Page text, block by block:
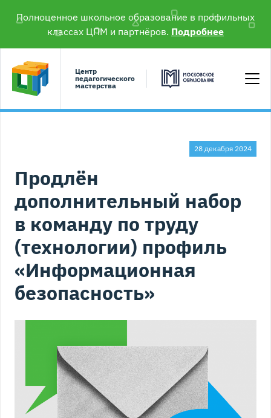
Полноценное школьное образование в профильных
классах ЦПМ и партнёров. Подробнее
Центр
педагогического
мастерства
28 декабря 2024
Продлён
дополнительный набор
в команду по труду
(технологии) профиль
«Информационная
безопасность»